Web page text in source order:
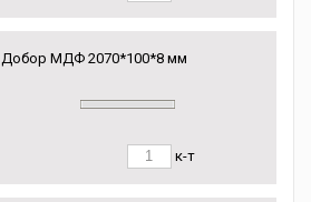
Добор МДФ 2070*100*8 мм
к-т